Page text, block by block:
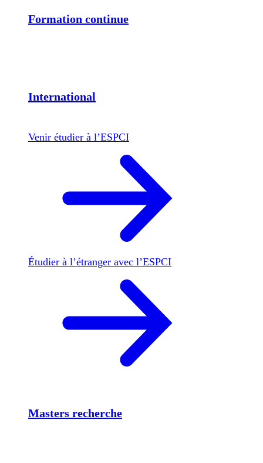
Formation continue
International
Venir étudier à l’ESPCI
Étudier à l’étranger avec l’ESPCI
Masters recherche